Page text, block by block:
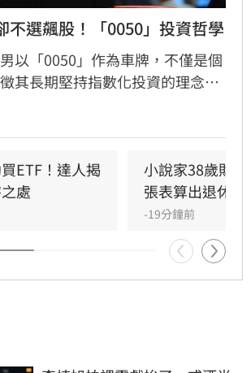
不選飆股！「0050」投資哲學
以「0050」作為車牌，不僅是個
其長期堅持指數化投資的理念。
與親身實踐發現，頻繁選股難以
行情，而是相信市場並與之共同成
理念，三立財經iNEWS將於8月15
股必勝術」投資論壇，邀請周冠
務學與資產配置策略，協助投資人
健獲利。活動名額有限，歡迎投
掌握長期致富心法。
ETF！達人揭
處
小說家38歲財
張表算出退休金
-19分鐘前